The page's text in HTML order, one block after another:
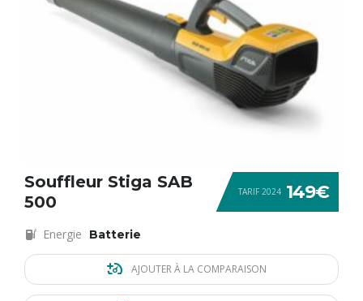
TARIF 2024 149€
Souffleur Stiga SAB
500
Energie Batterie
AJOUTER À LA COMPARAISON